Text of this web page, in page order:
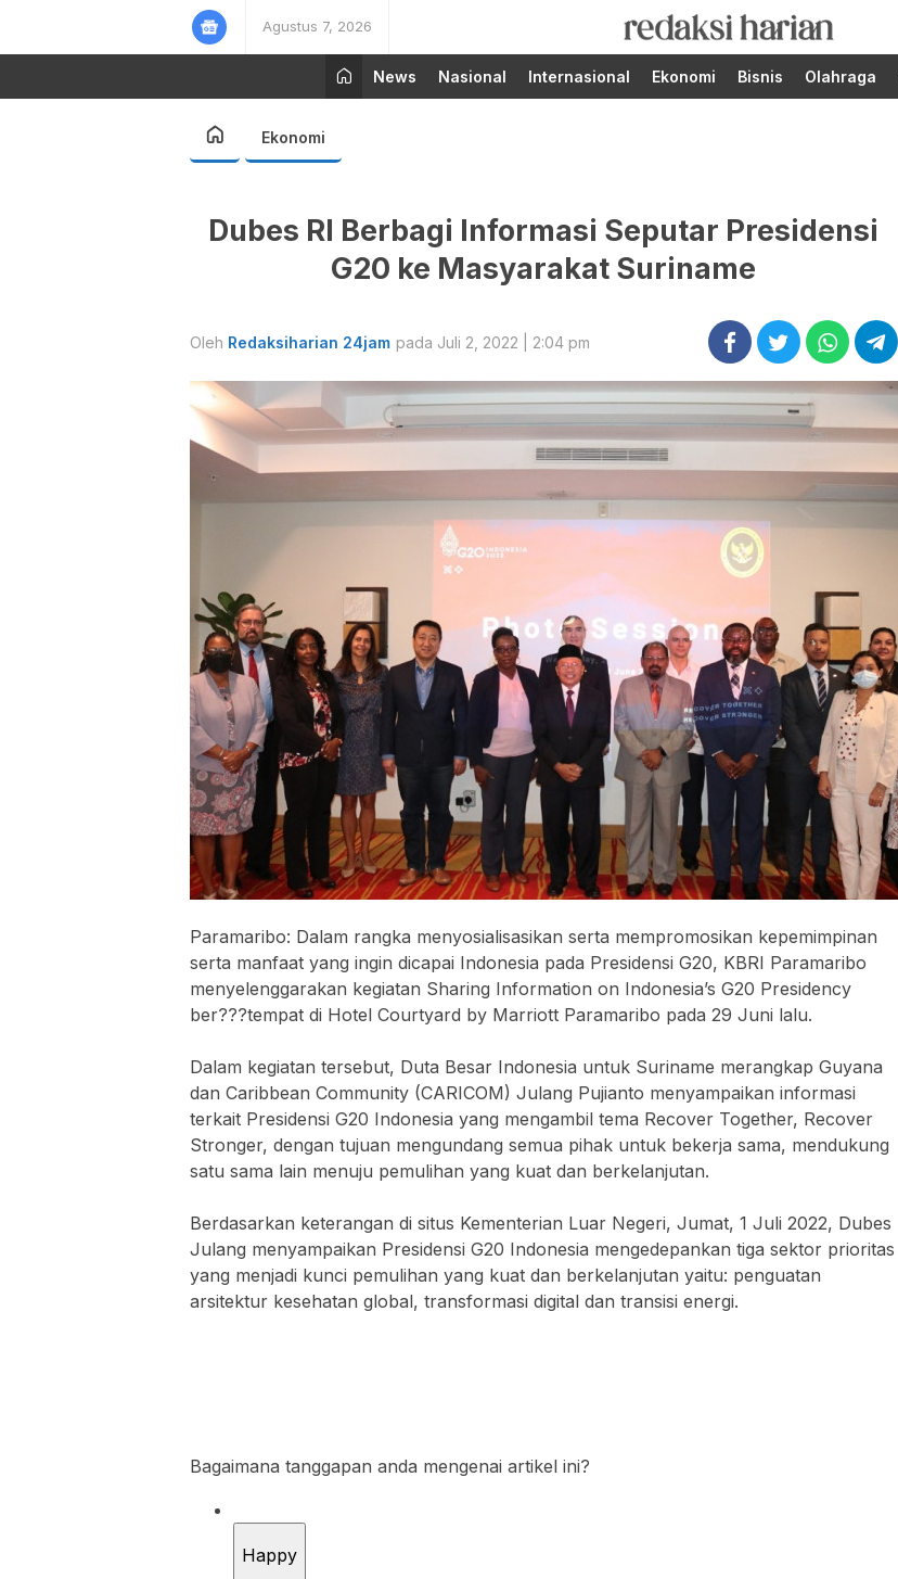
Agustus 7, 2026
RedaksiHarian.com
Berita Terupdate dari
Redaksi Harian!
News
Nasional Internasional Ekonomi Bisnis Olahraga
Ekonomi
Dubes RI Berbagi Informasi Seputar Presidensi
G20 ke Masyarakat Suriname
Oleh Redaksiharian 24jam pada Juli 2, 2022 | 2:04 pm
Paramaribo: Dalam rangka menyosialisasikan serta mempromosikan kepemimpinan
serta manfaat yang ingin dicapai Indonesia pada Presidensi G20, KBRI Paramaribo
menyelenggarakan kegiatan Sharing Information on Indonesia’s G20 Presidency
ber???tempat di Hotel Courtyard by Marriott Paramaribo pada 29 Juni lalu.
Dalam kegiatan tersebut, Duta Besar Indonesia untuk Suriname merangkap Guyana
dan Caribbean Community (CARICOM) Julang Pujianto menyampaikan informasi
terkait Presidensi G20 Indonesia yang mengambil tema Recover Together, Recover
Stronger, dengan tujuan mengundang semua pihak untuk bekerja sama, mendukung
satu sama lain menuju pemulihan yang kuat dan berkelanjutan.
Berdasarkan keterangan di situs Kementerian Luar Negeri, Jumat, 1 Juli 2022, Dubes
Julang menyampaikan Presidensi G20 Indonesia mengedepankan tiga sektor prioritas
yang menjadi kunci pemulihan yang kuat dan berkelanjutan yaitu: penguatan
arsitektur kesehatan global, transformasi digital dan transisi energi.
Bagaimana tanggapan anda mengenai artikel ini?
Happy